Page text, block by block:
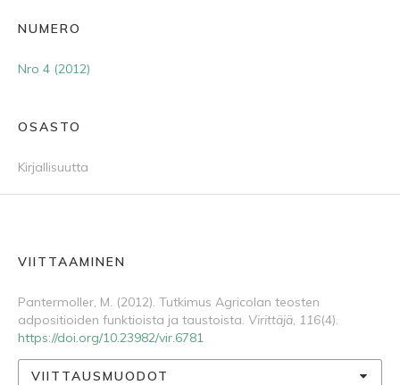
NUMERO
Nro 4 (2012)
OSASTO
Kirjallisuutta
VIITTAAMINEN
Pantermoller, M. (2012). Tutkimus Agricolan teosten
adpositioiden funktioista ja taustoista. Virittäjä, 116(4).
https://doi.org/10.23982/vir.6781
VIITTAUSMUODOT